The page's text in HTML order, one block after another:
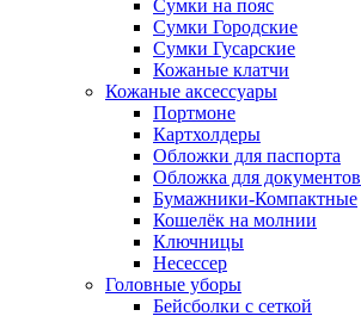
Сумки на пояс
Сумки Городские
Сумки Гусарские
Кожаные клатчи
Кожаные аксессуары
Портмоне
Картхолдеры
Обложки для паспорта
Обложка для документов
Бумажники-Компактные
Кошелёк на молнии
Ключницы
Несессер
Головные уборы
Бейсболки с сеткой